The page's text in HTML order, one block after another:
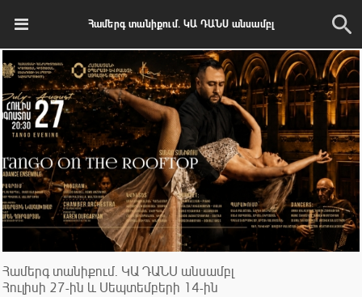
Համերգ տանիքում. ԿԱ ԴԱՆՍ անսամբլ
Համերգ տանիքում. ԿԱ ԴԱՆՍ անսամբլ
Հուլիսի 27-ին և Սեպտեմբերի 14-ին